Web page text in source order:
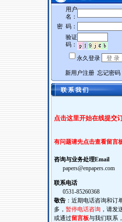
联 系 我 们
点击这里开始在线提交
有问题请先点击查看留言
咨询与业务处理Email
papers@enpapers.com
联系电话
0531-85260368
敬告 ：近期电话咨询和订
多， 暂停电话咨询 ，请发
或通过留言板与我们联系